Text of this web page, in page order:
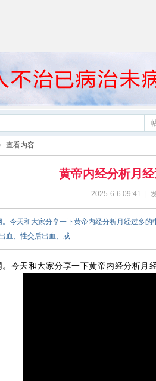
› 查看内容
黄帝内经分析月
2025-6-6 09:41
今天和大家分享一下黄帝内经分析月经过多
血、性交后出血、或 ...
今天和大家分享一下黄帝内经分析月